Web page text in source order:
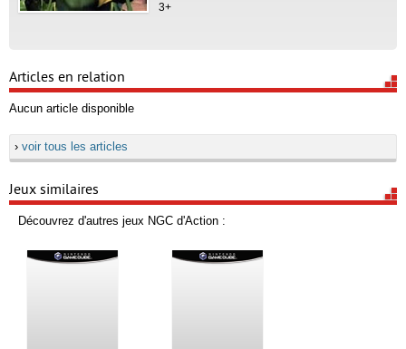
3+
Articles en relation
Aucun article disponible
› voir tous les articles
Jeux similaires
Découvrez d'autres jeux NGC d'Action :